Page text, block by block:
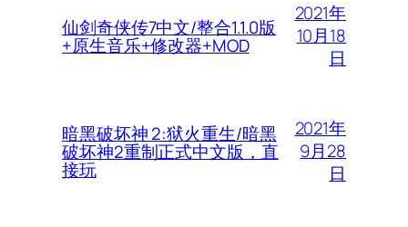
仙剑奇侠传7中文/整合1.1.0版
+原生音乐+修改器+MOD
2021年
10月18
日
暗黑破坏神 2:狱火重生/暗黑
破坏神2重制正式中文版，直
接玩
2021年
9月28
日